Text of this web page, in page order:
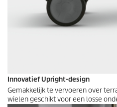
Innovatief Upright-design
Gemakkelijk te vervoeren over
wielen geschikt voor een losse